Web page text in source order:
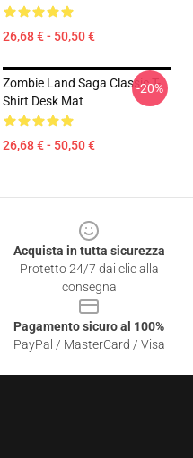
26,68 € - 50,50 €
Zombie Land Saga Classic T-
Shirt Desk Mat
26,68 € - 50,50 €
-20%
Acquista in tutta sicurezza
Protetto 24/7 dai clic alla
consegna
Pagamento sicuro al 100%
PayPal / MasterCard / Visa